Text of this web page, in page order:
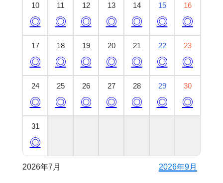
10
◎
11
◎
12
◎
13
◎
14
◎
15
◎
16
◎
17
◎
18
◎
19
◎
20
◎
21
◎
22
◎
23
◎
24
◎
25
◎
26
◎
27
◎
28
◎
29
◎
30
◎
31
◎
2026年7月 2026年9月